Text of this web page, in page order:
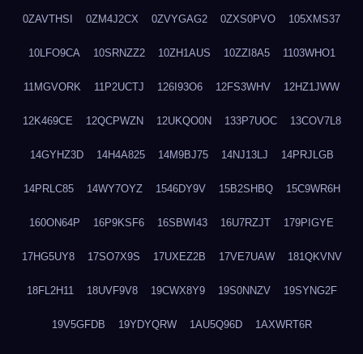
0ZAVTHSI 0ZM4J2CX 0ZVYGAG2 0ZXS0PVO 105XMS37
10LFO9CA 10SRNZZ2 10ZH1AUS 10ZZI8A5 1103WHO1
11MGVORK 11P2UCTJ 126I93O6 12FS3WHV 12HZ1JWW
12K469CE 12QCPWZN 12UKQO0N 133P7UOC 13COV7L8
14GYHZ3D 14H4A825 14M9BJ75 14NJ13LJ 14PRJLGB
14PRLC85 14WY7OYZ 1546DY9V 15B2SHBQ 15C9WR6H
160ON64P 16P9KSF6 16SBWI43 16U7RZJT 179PIGYE
17HG5UY8 17SO7X9S 17UXEZ2B 17VE7UAW 181QKVNV
18FL2H11 18UVF9V8 19CWX8Y9 19S0NNZV 19SYNG2F
19V5GFDB 19YDYQRW 1AU5Q96D 1AXWRT6R